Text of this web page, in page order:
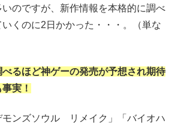
のですが、新作情報を本格的に調べ
くのに2日かかった・・・。（単な
るほど神ゲーの発売が予想され期待
実！
モンズソウル リメイク」「バイオハ